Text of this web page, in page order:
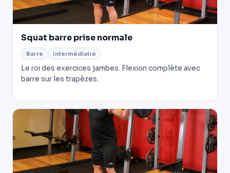
Squat barre prise normale
Barre Intermédiaire
Le roi des exercices jambes. Flexion complète avec
barre sur les trapèzes.